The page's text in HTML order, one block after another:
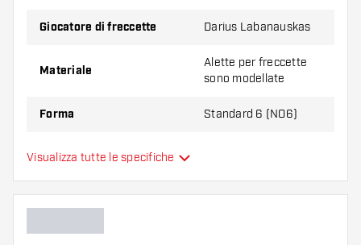
danneggiarsi o rompersi con l'uso.
spessore diverso di alette per scoprire quale
Giocatore di freccette Darius Labanauskas
Materiale
Alette per freccette
sono modellate
Forma Standard 6 (NO6)
Tipo
Colori aggiuntivi
Visualizza tutte le specifiche